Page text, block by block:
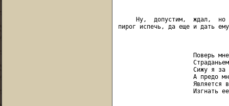
Ну,  допустим,  ждал,  но
пирог испечь, да еще и дать
Поверь
Сижу я за
А предо
Является
Изгнать